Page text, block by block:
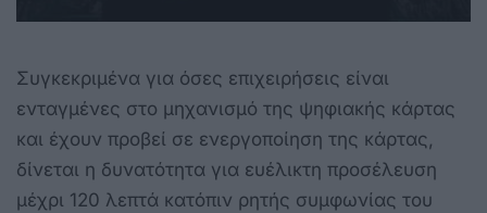
Συγκεκριμένα για όσες επιχειρήσεις είναι
ενταγμένες στο μηχανισμό της ψηφιακής κάρτας
και έχουν προβεί σε ενεργοποίηση της κάρτας,
δίνεται η δυνατότητα για ευέλικτη προσέλευση
μέχρι 120 λεπτά κατόπιν ρητής συμφωνίας του